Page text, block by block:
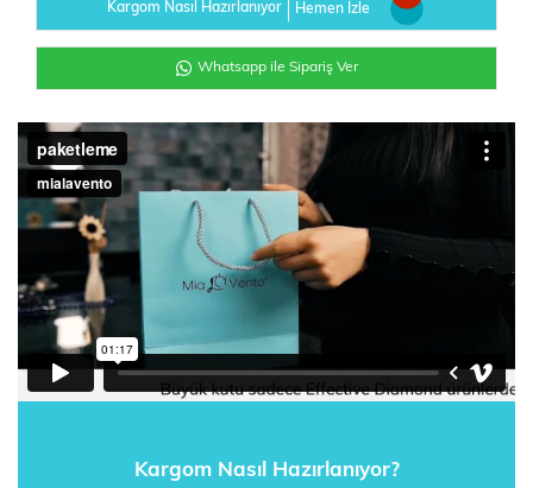
Kargom Nasıl Hazırlanıyor Hemen İzle
Whatsapp ile Sipariş Ver
Kargom Nasıl Hazırlanıyor?